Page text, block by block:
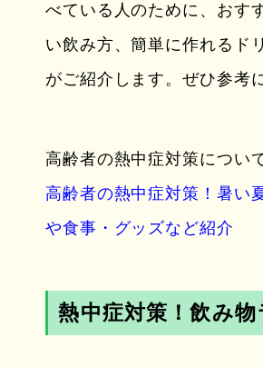
べている人のために、おす
い飲み方、簡単に作れるド
がご紹介します。ぜひ参考
高齢者の熱中症対策につい
高齢者の熱中症対策！暑い
や食事・グッズなど紹介
熱中症対策！飲み